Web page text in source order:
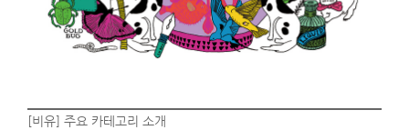
[비유] 주요 카테고리 소개